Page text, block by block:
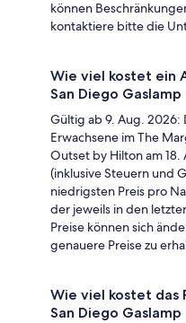
können
kontaktiere bitte die
Wie viel kostet ein
San Diego
Gültig ab 9. Aug. 2026:
Erwachsene im The
Outset by Hilton am
(inklusive Steuern und
niedrigsten Preis pro
der jeweils in den
Preise können sich
genauere Preise zu
Wie viel kostet das
San Diego